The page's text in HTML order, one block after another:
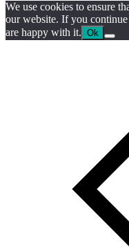
We use cookies to ensure
our website. If you
are happy with it. Ok